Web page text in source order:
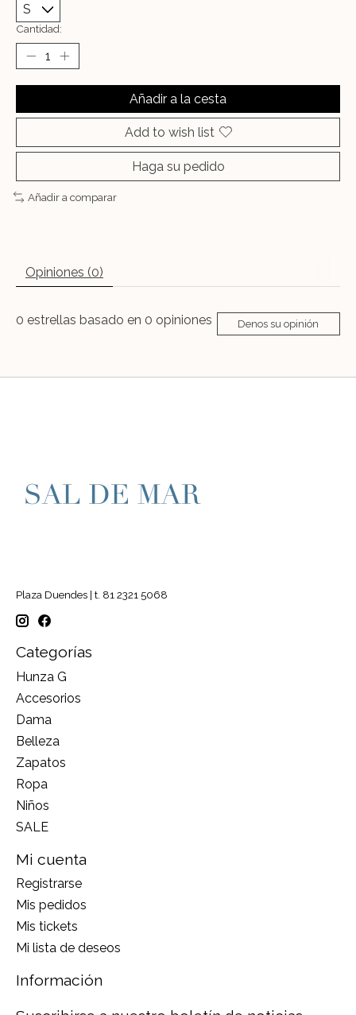
Cantidad:
Añadir a la cesta
Add to wish list
Haga su pedido
Añadir a comparar
Opiniones (0)
0 estrellas basado en 0 opiniones Denos su opinión
Plaza Duendes | t. 81 2321 5068
Categorías
Hunza G
Accesorios
Dama
Belleza
Zapatos
Ropa
Niños
SALE
Mi cuenta
Registrarse
Mis pedidos
Mis tickets
Mi lista de deseos
Información